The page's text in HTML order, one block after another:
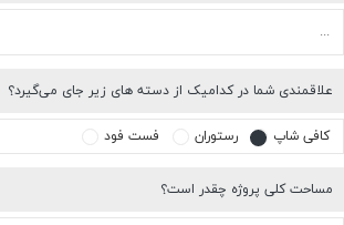
علاقمندی شما در کدامیک از دسته های زیر جای می‌گیرد؟
کافی شاپ رستوران فست فود
مساحت کلی پروژه چقدر است؟